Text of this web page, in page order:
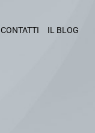
CONTATTI IL BLOG